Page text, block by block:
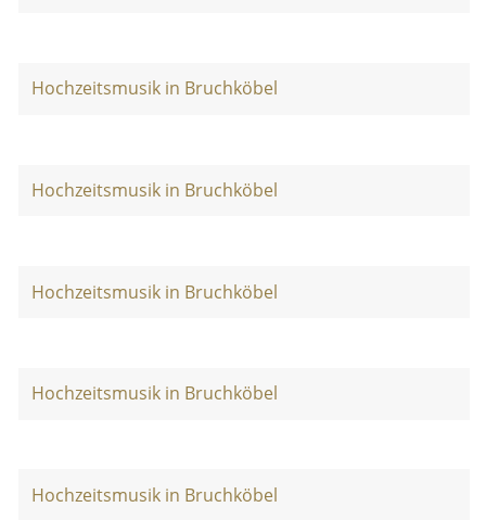
Hochzeitsmusik in Bruchköbel
Hochzeitsmusik in Bruchköbel
Hochzeitsmusik in Bruchköbel
Hochzeitsmusik in Bruchköbel
Hochzeitsmusik in Bruchköbel